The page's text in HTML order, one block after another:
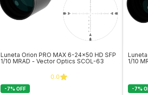
Luneta Orion PRO MAX 6-24x50 HD SFP
1/10 MRAD - Vector Optics SCOL-63
0.0
-7% OFF
1/10
-7%